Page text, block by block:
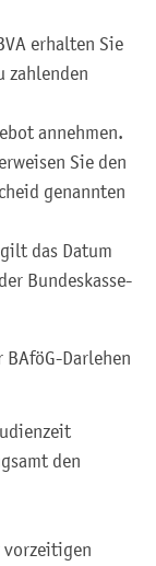
erhalten Sie
zahlenden
annehmen.
Sie den
genannten
das Datum
Bundeskasse-
Darlehen
den
vorzeitigen